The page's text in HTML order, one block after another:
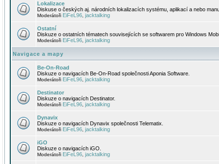
Lokalizace
Diskuse o českých aj. národních lokalizacích systému, aplikací a nebo
Moderátoři EiFeL96 jacktalking
Ostatní
Diskuze o ostatních tématech souvisejících se softwarem pro Windows
Moderátoři EiFeL96 jacktalking
Navigace a mapy
Be-On-Road
Diskuze o navigacích Be-On-Road společnosti Aponia Software.
Moderátoři EiFeL96 jacktalking
Destinator
Diskuze o navigacích Destinator.
Moderátoři EiFeL96 jacktalking
Dynavix
Diskuze o navigacích Dynavix společnosti Telematix.
Moderátoři EiFeL96 jacktalking
iGO
Diskuze o navigacích iGO.
Moderátoři EiFeL96 jacktalking